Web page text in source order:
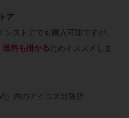
ア
ストアでも購入可能ですが、
送料も掛かるためオススメしま
）内のアイコス出張所